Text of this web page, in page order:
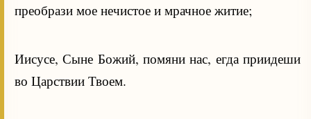
преобрази мое нечистое и мрачное житие;
Иисусе, Сыне Божий, помяни нас, егда приидеши
во Царствии Твоем.